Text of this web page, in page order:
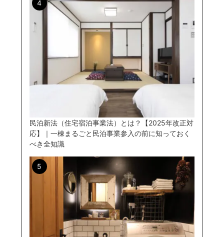
民泊新法（住宅宿泊事業法）とは？【2025年改正対
応】｜一棟まるごと民泊事業参入の前に知っておく
べき全知識